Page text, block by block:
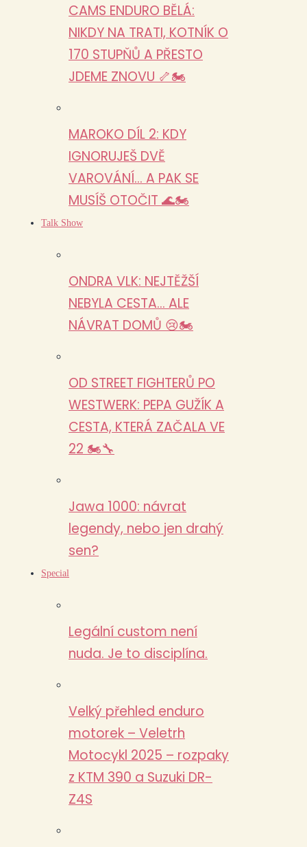
CAMS ENDURO BĚLÁ:
NIKDY NA TRATI, KOTNÍK O
170 STUPŇŮ A PŘESTO
JDEME ZNOVU 🦴🏍️
MAROKO DÍL 2: KDY
IGNORUJEŠ DVĚ
VAROVÁNÍ… A PAK SE
MUSÍŠ OTOČIT 🌊🏍️
Talk Show
ONDRA VLK: NEJTĚŽŠÍ
NEBYLA CESTA… ALE
NÁVRAT DOMŮ 😢🏍️
OD STREET FIGHTERŮ PO
WESTWERK: PEPA GUŽÍK A
CESTA, KTERÁ ZAČALA VE
22 🏍️🔧
Jawa 1000: návrat
legendy, nebo jen drahý
sen?
Special
Legální custom není
nuda. Je to disciplína.
Velký přehled enduro
motorek – Veletrh
Motocykl 2025 – rozpaky
z KTM 390 a Suzuki DR-
Z4S